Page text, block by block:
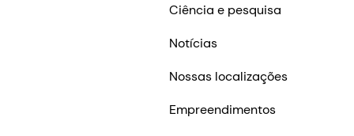
Ciência e pesquisa
Notícias
Nossas localizações
Empreendimentos